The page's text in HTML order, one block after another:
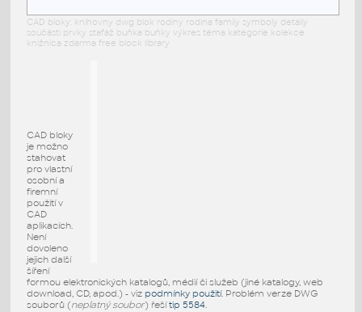
CAD bloky: knihovny dwg blok rodiny rodina family symboly detaily
součásti prvky stafáž buňka buňky výkres téma kategorie kolekce
knižnica zdarma free block library
CAD bloky
je možno
stahovat
pro vlastní
osobní a
firemní
použití v
CAD
aplikacích.
Není
dovoleno
jejich další
šíření
formou elektronických katalogů, médií či služeb (jiné katalogy, web
download, CD, apod.) - viz podmínky použití. Problém verze DWG
souborů (neplatný soubor) řešítip 5584.